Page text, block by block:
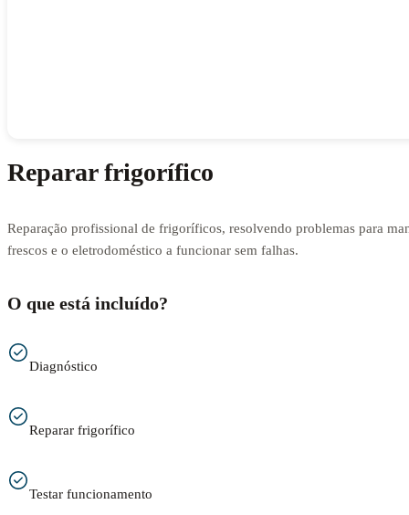
Reparar frigorífico
Reparação profissional de frigoríficos, resolvendo problemas para
frescos e o eletrodoméstico a funcionar sem falhas.
O que está incluído?
Diagnóstico
Reparar frigorífico
Testar funcionamento